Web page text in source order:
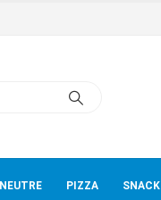
NEUTRE PIZZA SNACK